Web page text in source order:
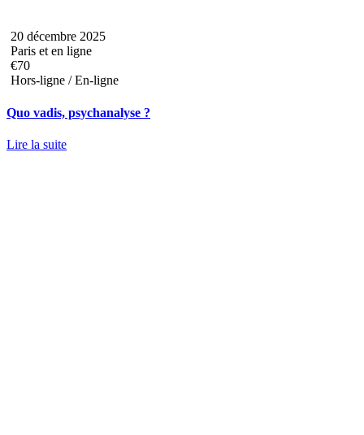
20 décembre 2025
Paris et en ligne
€70
Hors-ligne / En-ligne
Quo vadis, psychanalyse ?
Lire la suite